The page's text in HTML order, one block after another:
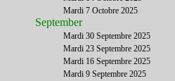
Le
Mardi 7 Octobre 2025
September
Mardi 30 Septembre 2025
Mardi 23 Septembre 2025
Mardi 16 Septembre 2025
Mardi 9 Septembre 2025